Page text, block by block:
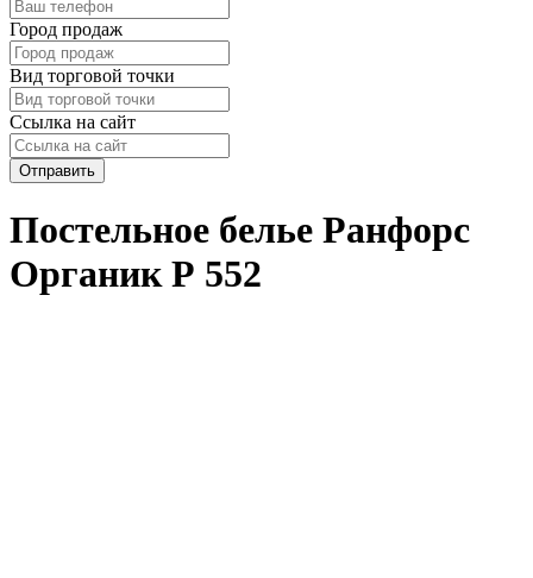
Город продаж
Вид торговой точки
Ссылка на сайт
Отправить
Постельное белье Ранфорс
Органик Р 552